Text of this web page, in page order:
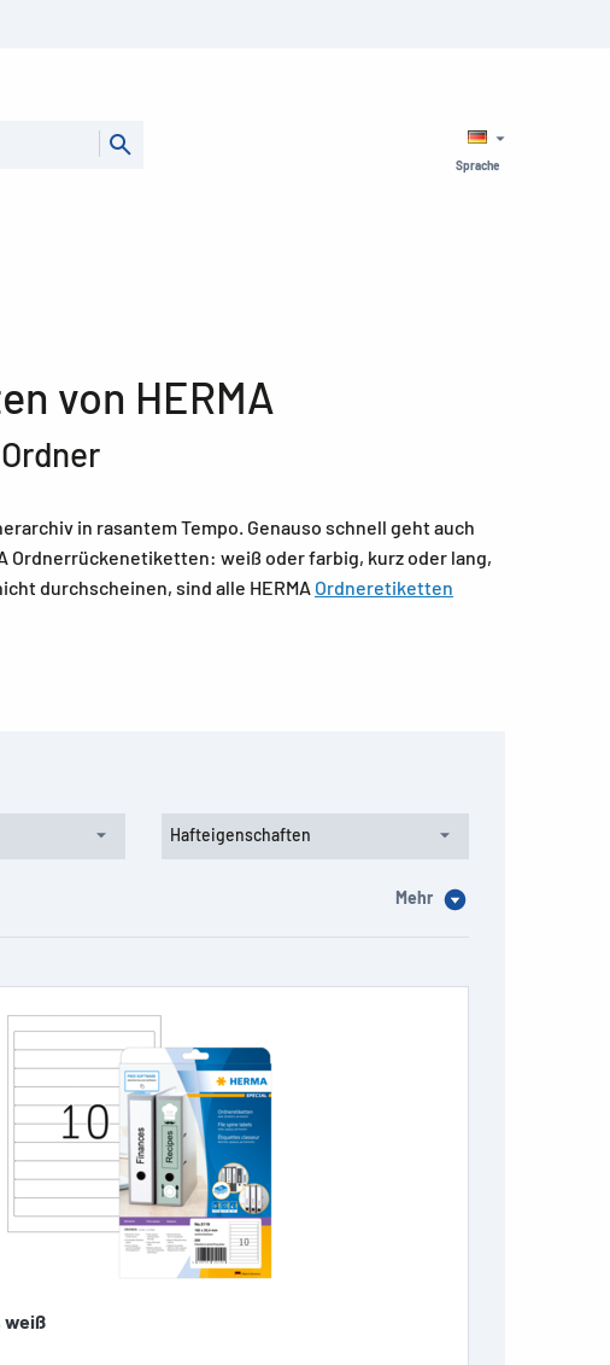
Sprache
von HERMA
in rasantem Tempo. Genauso schnell geht auch
Ordnerrückenetiketten: weiß oder farbig, kurz oder lang,
durchscheinen, sind alle HERMA Ordneretiketten
Hafteigenschaften
Mehr
weiß